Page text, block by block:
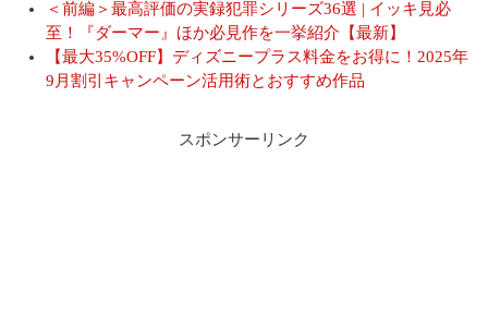
＜前編＞最高評価の実録犯罪シリーズ36選 | イッキ見必
至！『ダーマー』ほか必見作を一挙紹介【最新】
【最大35%OFF】ディズニープラス料金をお得に！2025年
9月割引キャンペーン活用術とおすすめ作品
スポンサーリンク